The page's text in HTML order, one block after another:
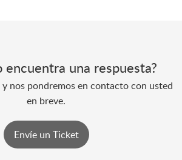
encuentra una respuesta?
nos pondremos en contacto con usted
en breve.
Envíe un Ticket